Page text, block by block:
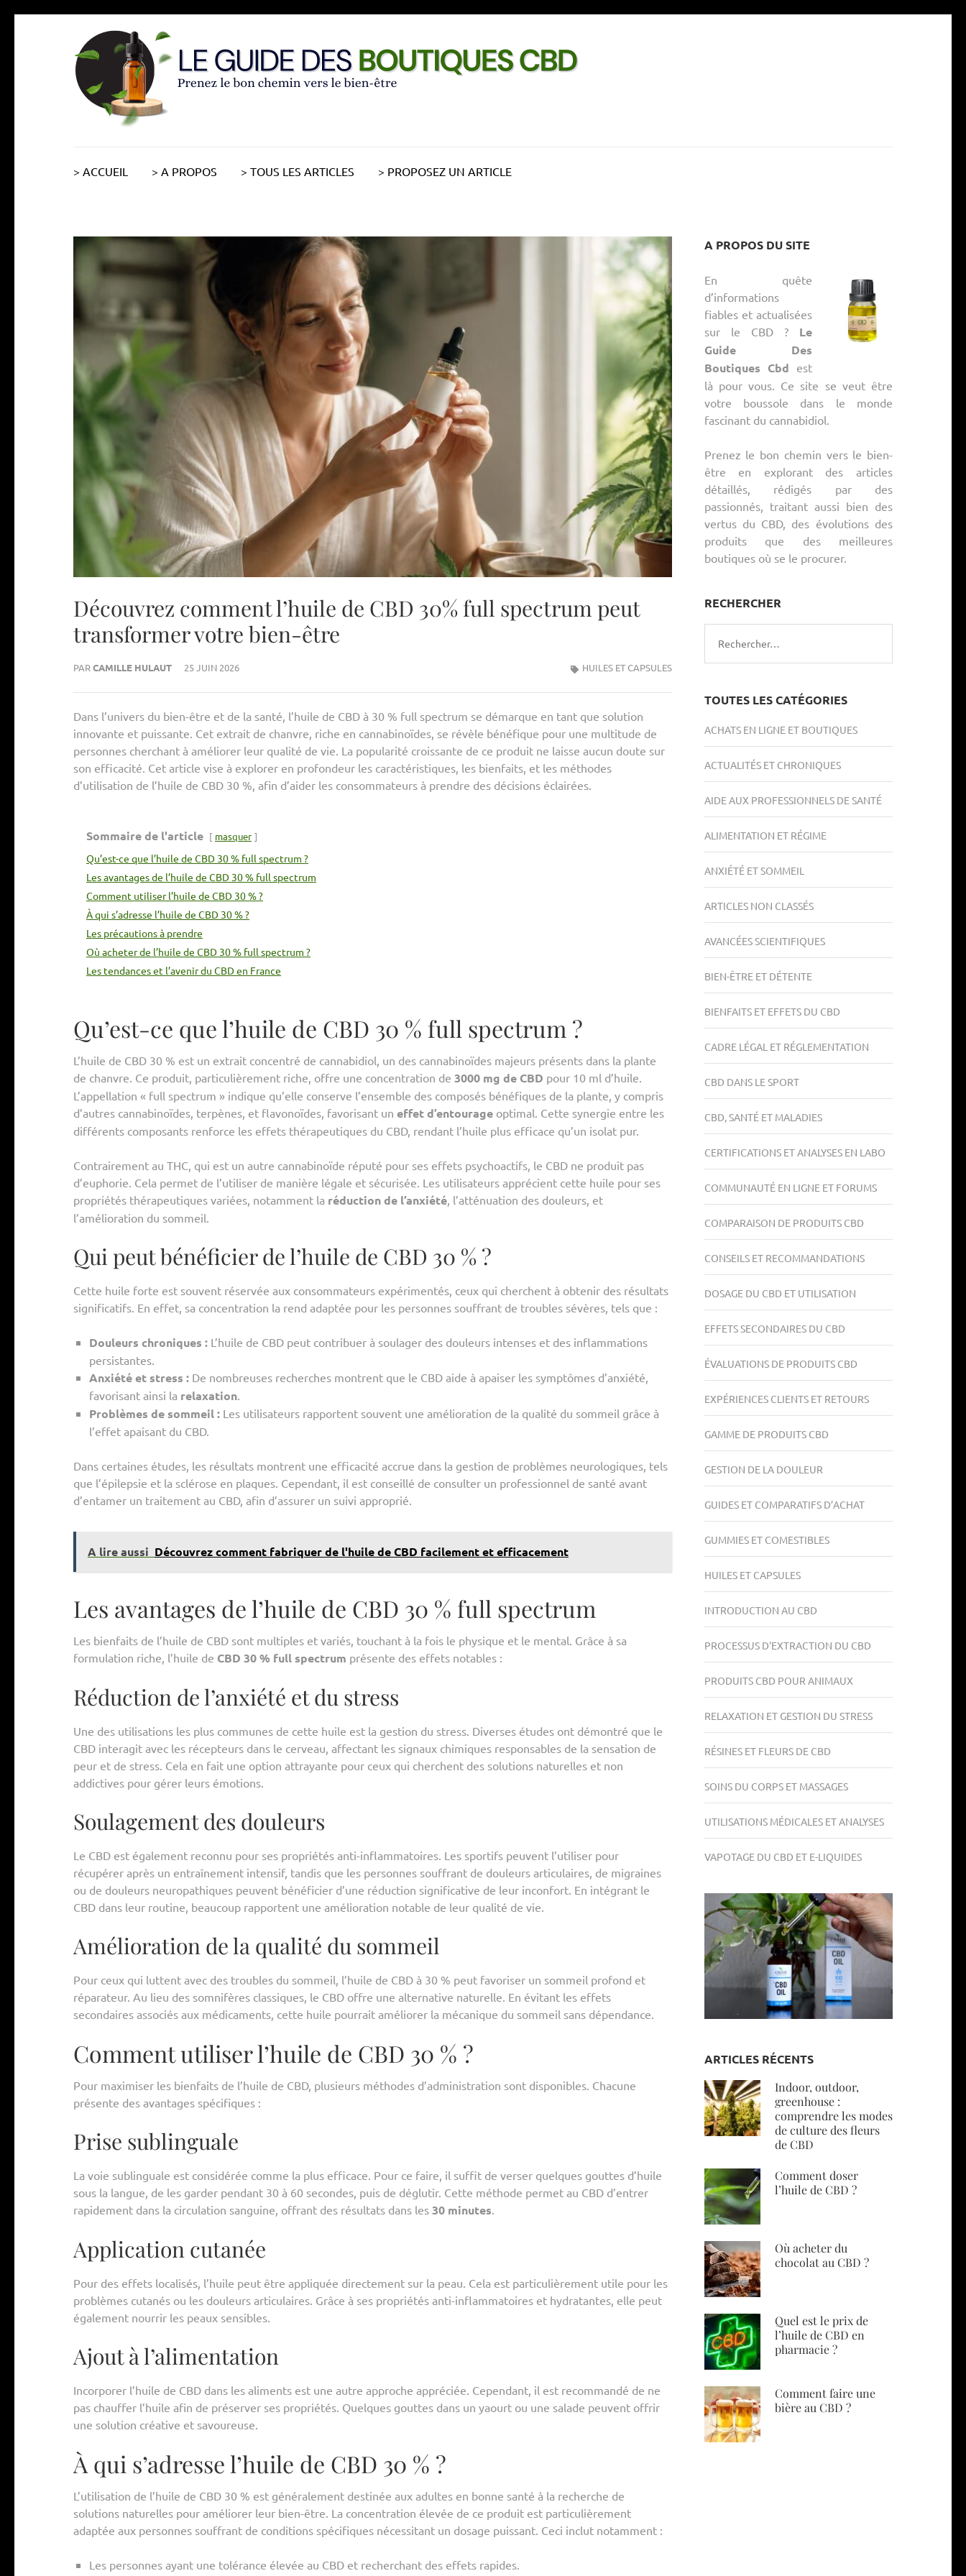
> ACCUEIL > A PROPOS > TOUS LES ARTICLES > PROPOSEZ UN ARTICLE
Découvrez comment l’huile de CBD 30% full spectrum peut
transformer votre bien-être
PARCAMILLE HULAUT 25 JUIN 2026 HUILES ET CAPSULES
Dans l’univers du bien-être et de la santé, l’huile de CBD à 30 % full spectrum se démarque en tant que solution
innovante et puissante. Cet extrait de chanvre, riche en cannabinoïdes, se révèle bénéfique pour une multitude de
personnes cherchant à améliorer leur qualité de vie. La popularité croissante de ce produit ne laisse aucun doute sur
son efficacité. Cet article vise à explorer en profondeur les caractéristiques, les bienfaits, et les méthodes
d’utilisation de l’huile de CBD 30 %, afin d’aider les consommateurs à prendre des décisions éclairées.
Sommaire de l'article masquer
Qu’est-ce que l’huile de CBD 30 % full spectrum ?
Les avantages de l’huile de CBD 30 % full spectrum
Comment utiliser l’huile de CBD 30 % ?
À qui s’adresse l’huile de CBD 30 % ?
Les précautions à prendre
Où acheter de l’huile de CBD 30 % full spectrum ?
Les tendances et l’avenir du CBD en France
Qu’est-ce que l’huile de CBD 30 % full spectrum ?
L’huile de CBD 30 % est un extrait concentré de cannabidiol, un des cannabinoïdes majeurs présents dans la plante
de chanvre. Ce produit, particulièrement riche, offre une concentration de 3000 mg de CBD pour 10 ml d’huile.
L’appellation « full spectrum » indique qu’elle conserve l’ensemble des composés bénéfiques de la plante, y compris
d’autres cannabinoïdes, terpènes, et flavonoïdes, favorisant un effet d’entourage optimal. Cette synergie entre les
différents composants renforce les effets thérapeutiques du CBD, rendant l’huile plus efficace qu’un isolat pur.
Contrairement au THC, qui est un autre cannabinoïde réputé pour ses effets psychoactifs, le CBD ne produit pas
d’euphorie. Cela permet de l’utiliser de manière légale et sécurisée. Les utilisateurs apprécient cette huile pour ses
propriétés thérapeutiques variées, notamment la réduction de l’anxiété , l’atténuation des douleurs, et
l’amélioration du sommeil.
Qui peut bénéficier de l’huile de CBD 30 % ?
Cette huile forte est souvent réservée aux consommateurs expérimentés, ceux qui cherchent à obtenir des résultats
significatifs. En effet, sa concentration la rend adaptée pour les personnes souffrant de troubles sévères, tels que :
Douleurs chroniques : L’huile de CBD peut contribuer à soulager des douleurs intenses et des inflammations
persistantes.
Anxiété et stress : De nombreuses recherches montrent que le CBD aide à apaiser les symptômes d’anxiété,
favorisant ainsi la relaxation
Problèmes de sommeil : Les utilisateurs rapportent souvent une amélioration de la qualité du sommeil grâce à
l’effet apaisant du CBD.
Dans certaines études, les résultats montrent une efficacité accrue dans la gestion de problèmes neurologiques, tels
que l’épilepsie et la sclérose en plaques. Cependant, il est conseillé de consulter un professionnel de santé avant
d’entamer un traitement au CBD, afin d’assurer un suivi approprié.
A lire aussi Découvrez comment fabriquer de l'huile de CBD facilement et efficacement
Les avantages de l’huile de CBD 30 % full spectrum
Les bienfaits de l’huile de CBD sont multiples et variés, touchant à la fois le physique et le mental. Grâce à sa
formulation riche, l’huile de CBD 30 % full spectrum présente des effets notables :
Réduction de l’anxiété et du stress
Une des utilisations les plus communes de cette huile est la gestion du stress. Diverses études ont démontré que le
CBD interagit avec les récepteurs dans le cerveau, affectant les signaux chimiques responsables de la sensation de
peur et de stress. Cela en fait une option attrayante pour ceux qui cherchent des solutions naturelles et non
addictives pour gérer leurs émotions.
Soulagement des douleurs
Le CBD est également reconnu pour ses propriétés anti-inflammatoires. Les sportifs peuvent l’utiliser pour
récupérer après un entraînement intensif, tandis que les personnes souffrant de douleurs articulaires, de migraines
ou de douleurs neuropathiques peuvent bénéficier d’une réduction significative de leur inconfort. En intégrant le
CBD dans leur routine, beaucoup rapportent une amélioration notable de leur qualité de vie.
Amélioration de la qualité du sommeil
Pour ceux qui luttent avec des troubles du sommeil, l’huile de CBD à 30 % peut favoriser un sommeil profond et
réparateur. Au lieu des somnifères classiques, le CBD offre une alternative naturelle. En évitant les effets
secondaires associés aux médicaments, cette huile pourrait améliorer la mécanique du sommeil sans dépendance.
Comment utiliser l’huile de CBD 30 % ?
Pour maximiser les bienfaits de l’huile de CBD, plusieurs méthodes d’administration sont disponibles. Chacune
présente des avantages spécifiques :
Prise sublinguale
La voie sublinguale est considérée comme la plus efficace. Pour ce faire, il suffit de verser quelques gouttes d’huile
sous la langue, de les garder pendant 30 à 60 secondes, puis de déglutir. Cette méthode permet au CBD d’entrer
rapidement dans la circulation sanguine, offrant des résultats dans les 30 minutes
Application cutanée
Pour des effets localisés, l’huile peut être appliquée directement sur la peau. Cela est particulièrement utile pour les
problèmes cutanés ou les douleurs articulaires. Grâce à ses propriétés anti-inflammatoires et hydratantes, elle peut
également nourrir les peaux sensibles.
Ajout à l’alimentation
Incorporer l’huile de CBD dans les aliments est une autre approche appréciée. Cependant, il est recommandé de ne
pas chauffer l’huile afin de préserver ses propriétés. Quelques gouttes dans un yaourt ou une salade peuvent offrir
une solution créative et savoureuse.
À qui s’adresse l’huile de CBD 30 % ?
L’utilisation de l’huile de CBD 30 % est généralement destinée aux adultes en bonne santé à la recherche de
solutions naturelles pour améliorer leur bien-être. La concentration élevée de ce produit est particulièrement
adaptée aux personnes souffrant de conditions spécifiques nécessitant un dosage puissant. Ceci inclut notamment :
Les personnes ayant une tolérance élevée au CBD et recherchant des effets rapides.
A PROPOS DU SITE
En quête
d’informations
fiables et actualisées
sur le CBD ? Le
Guide Des
Boutiques Cbd est
là pour vous. Ce site se veut être
votre boussole dans le monde
fascinant du cannabidiol.
Prenez le bon chemin vers le bien-
être en explorant des articles
détaillés, rédigés par des
passionnés, traitant aussi bien des
vertus du CBD, des évolutions des
produits que des meilleures
boutiques où se le procurer.
RECHERCHER
Rechercher :
TOUTES LES CATÉGORIES
ACHATS EN LIGNE ET BOUTIQUES
ACTUALITÉS ET CHRONIQUES
AIDE AUX PROFESSIONNELS DE SANTÉ
ALIMENTATION ET RÉGIME
ANXIÉTÉ ET SOMMEIL
ARTICLES NON CLASSÉS
AVANCÉES SCIENTIFIQUES
BIEN-ÊTRE ET DÉTENTE
BIENFAITS ET EFFETS DU CBD
CADRE LÉGAL ET RÉGLEMENTATION
CBD DANS LE SPORT
CBD, SANTÉ ET MALADIES
CERTIFICATIONS ET ANALYSES EN LABO
COMMUNAUTÉ EN LIGNE ET FORUMS
COMPARAISON DE PRODUITS CBD
CONSEILS ET RECOMMANDATIONS
DOSAGE DU CBD ET UTILISATION
EFFETS SECONDAIRES DU CBD
ÉVALUATIONS DE PRODUITS CBD
EXPÉRIENCES CLIENTS ET RETOURS
GAMME DE PRODUITS CBD
GESTION DE LA DOULEUR
GUIDES ET COMPARATIFS D’ACHAT
GUMMIES ET COMESTIBLES
HUILES ET CAPSULES
INTRODUCTION AU CBD
PROCESSUS D'EXTRACTION DU CBD
PRODUITS CBD POUR ANIMAUX
RELAXATION ET GESTION DU STRESS
RÉSINES ET FLEURS DE CBD
SOINS DU CORPS ET MASSAGES
UTILISATIONS MÉDICALES ET ANALYSES
VAPOTAGE DU CBD ET E-LIQUIDES
ARTICLES RÉCENTS
Indoor, outdoor,
greenhouse :
comprendre les modes
de culture des fleurs
de CBD
Comment doser
l’huile de CBD ?
Où acheter du
chocolat au CBD ?
Quel est le prix de
l’huile de CBD en
pharmacie ?
Comment faire une
bière au CBD ?